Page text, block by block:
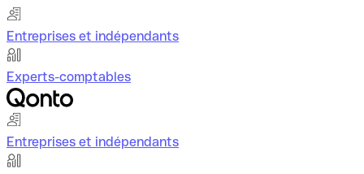
Entreprises et indépendants
Experts-comptables
Entreprises et indépendants